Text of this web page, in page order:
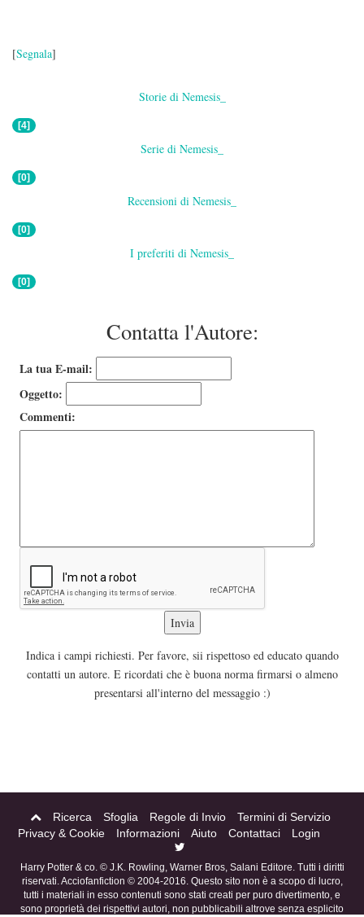
[Segnala]
Storie di Nemesis_
[4]
Serie di Nemesis_
[0]
Recensioni di Nemesis_
[0]
I preferiti di Nemesis_
[0]
Contatta l'Autore:
La tua E-mail:
Oggetto:
Commenti:
Indica i campi richiesti. Per favore, sii rispettoso ed educato quando
contatti un autore. E ricordati che è buona norma firmarsi o almeno
presentarsi all'interno del messaggio :)
Ricerca Sfoglia Regole di Invio
Termini di Servizio
Privacy & Cookie
Informazioni Aiuto Contattaci Login
Harry Potter & co. © J.K. Rowling, Warner Bros, Salani Editore. Tutti i diritti
riservati. Acciofanfiction © 2004-2016. Questo sito non è a scopo di lucro,
tutti i materiali in esso contenuti sono stati creati per puro divertimento, e
sono proprietà dei rispettivi autori, non pubblicabili altrove senza esplicito